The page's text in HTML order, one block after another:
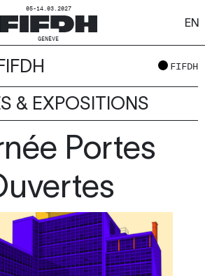
05-14.03.2027
GENÈVE
EN
FIFDH
& EXPOSITIONS
Portes